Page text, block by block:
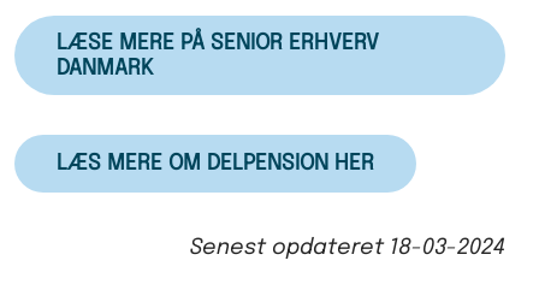
LÆSE MERE PÅ SENIOR ERHVERV
DANMARK
LÆS MERE OM DELPENSION HER
Senest opdateret 18-03-2024